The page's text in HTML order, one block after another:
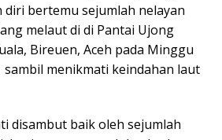
diri bertemu sejumlah nelayan
melaut di di Pantai Ujong
Bireuen, Aceh pada Minggu
sambil menikmati keindahan laut
disambut baik oleh sejumlah